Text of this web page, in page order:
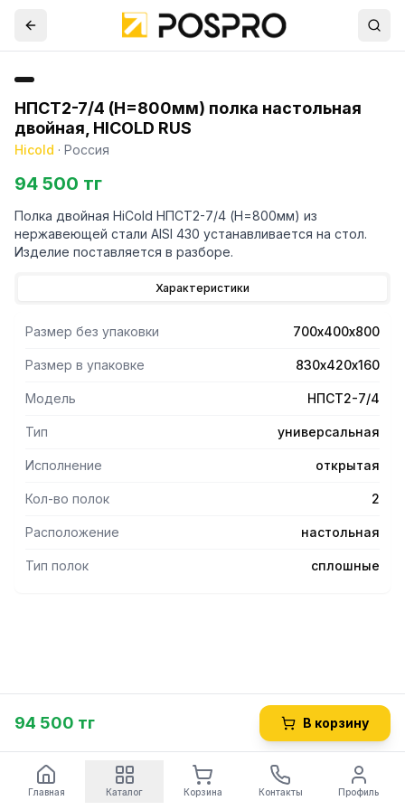
НПСТ2-7/4 (H=800мм) полка настольная
двойная, HICOLD RUS
Hicold · Россия
94 500 тг
Полка двойная HiCold НПСТ2-7/4 (H=800мм) из
нержавеющей стали AISI 430 устанавливается на стол.
Изделие поставляется в разборе.
Характеристики
Размер без упаковки 700х400х800
Размер в упаковке 830х420х160
Модель НПСТ2-7/4
Тип универсальная
Исполнение открытая
Кол-во полок 2
Расположение настольная
Тип полок сплошные
94 500 тг В корзину
Главная Каталог Корзина Контакты Профиль